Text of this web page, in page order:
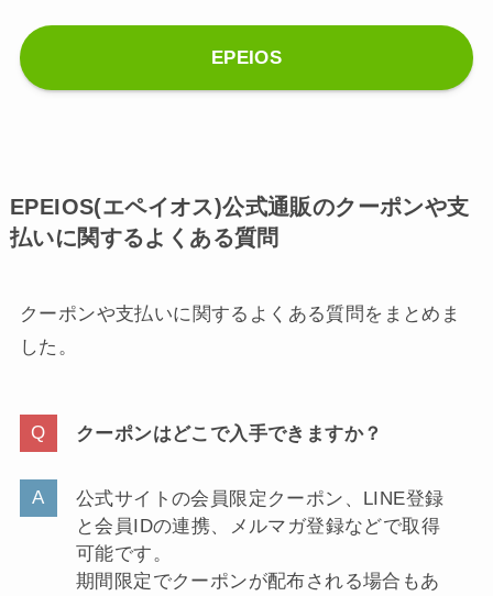
EPEIOS
EPEIOS(エペイオス)公式通販のクーポンや支
払いに関するよくある質問
クーポンや支払いに関するよくある質問をまとめま
した。
クーポンはどこで入手できますか？
公式サイトの会員限定クーポン、LINE登録
と会員IDの連携、メルマガ登録などで取得
可能です。
期間限定でクーポンが配布される場合もあ